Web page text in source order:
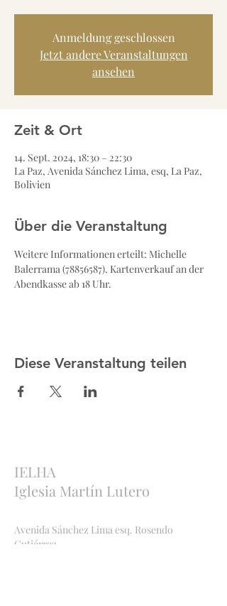
Anmeldung geschlossen
Jetzt andere Veranstaltungen
ansehen
Zeit & Ort
14. Sept. 2024, 18:30 – 22:30
La Paz, Avenida Sánchez Lima, esq, La Paz,
Bolivien
Über die Veranstaltung
Weitere Informationen erteilt: Michelle
Balerrama (78856587). Kartenverkauf an der
Abendkasse ab 18 Uhr.
Diese Veranstaltung teilen
IELHA
Iglesia Martín Lutero
Avenida Sánchez Lima esq. Rosendo
Gutiérrez